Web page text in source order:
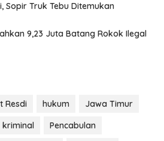
Sopir Truk Tebu Ditemukan
9,23 Juta Batang Rokok Ilegal
Resdi hukum
Jawa Timur
kriminal
Pencabulan